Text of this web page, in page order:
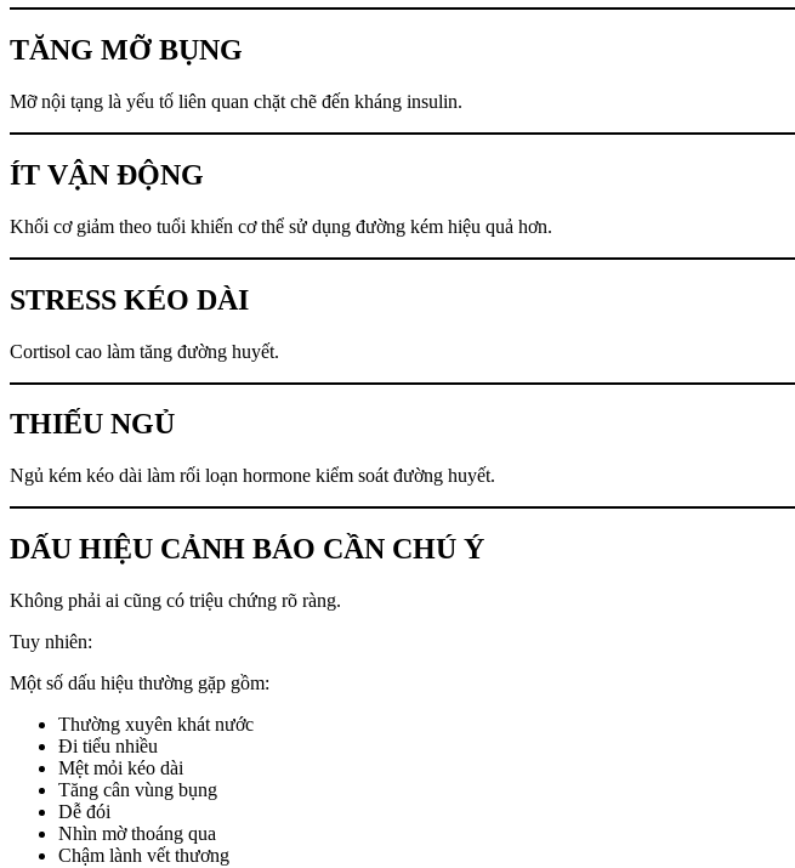
TĂNG MỠ BỤNG
Mỡ nội tạng là yếu tố liên quan chặt chẽ đến kháng insulin.
ÍT VẬN ĐỘNG
Khối cơ giảm theo tuổi khiến cơ thể sử dụng đường kém hiệu quả hơn.
STRESS KÉO DÀI
Cortisol cao làm tăng đường huyết.
THIẾU NGỦ
Ngủ kém kéo dài làm rối loạn hormone kiểm soát đường huyết.
DẤU HIỆU CẢNH BÁO CẦN CHÚ Ý
Không phải ai cũng có triệu chứng rõ ràng.
Tuy nhiên:
Một số dấu hiệu thường gặp gồm:
Thường xuyên khát nước
Đi tiểu nhiều
Mệt mỏi kéo dài
Tăng cân vùng bụng
Dễ đói
Nhìn mờ thoáng qua
Chậm lành vết thương